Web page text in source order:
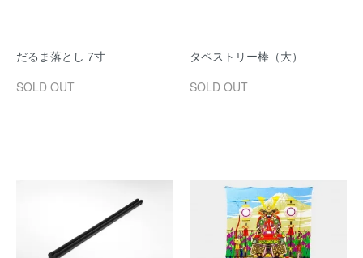
だるま落とし 7寸
SOLD OUT
タペストリー棒（大）
SOLD OUT